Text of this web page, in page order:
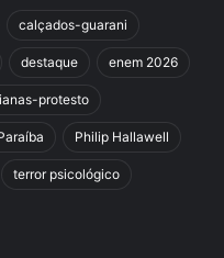
calçados-guarani
destaque enem 2026
protesto
Philip Hallawell
terror psicológico